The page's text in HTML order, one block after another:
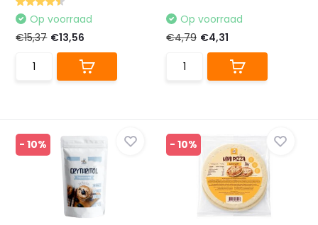
Op voorraad
€15,37 €13,56
Op voorraad
€4,79 €4,31
- 10% - 10%